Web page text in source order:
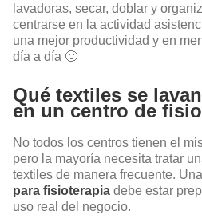
lavadoras, secar, doblar y
centrarse en la actividad
una mejor productividad y en
día a día 🙂
Qué textiles se
en un centro de
No todos los centros tienen el
pero la mayoría necesita tratar
textiles de manera frecuente.
para fisioterapia debe estar
uso real del negocio.